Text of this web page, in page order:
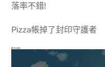
落率不錯!
Pizza帳掉了封印守護者